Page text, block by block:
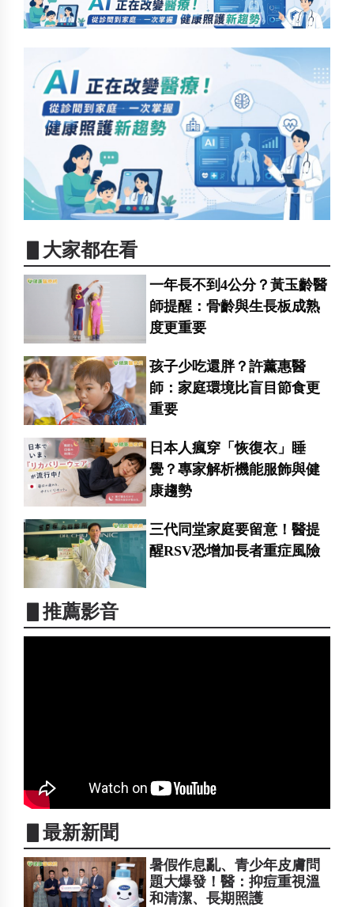
▋大家都在看
一年長不到4公分？黃玉齡醫
師提醒：骨齡與生長板成熟
度更重要
孩子少吃還胖？許薰惠醫
師：家庭環境比盲目節食更
重要
日本人瘋穿「恢復衣」睡
覺？專家解析機能服飾與健
康趨勢
三代同堂家庭要留意！醫提
醒RSV恐增加長者重症風險
▋推薦影音
▋最新新聞
暑假作息亂、青少年皮膚問
題大爆發！醫：抑痘重視溫
和清潔、長期照護